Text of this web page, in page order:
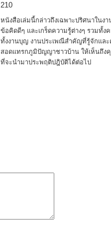
210
หนังสือเล่มนี้กล่าวถึงเฉพาะปริศนาในง
ข้อคิดดีๆ และเกร็ดความรู้ต่างๆ รวมทั้ง
ทั้งงานบุญ งานประเพณีสำคัญที่รู้จักแล
สอดแทรกภูมิปัญญาชาวบ้าน ให้เห็นถึง
ที่จะนำมาประพฤติปฎิบัติได้ต่อไป